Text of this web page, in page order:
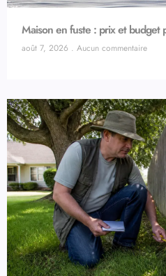
Maison en fuste : prix et budget
août 7, 2026 Aucun commentaire